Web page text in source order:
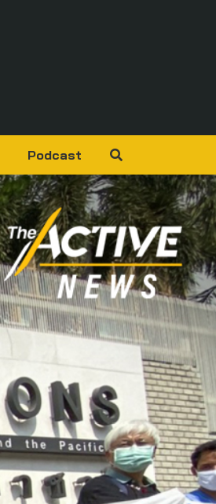
Podcast